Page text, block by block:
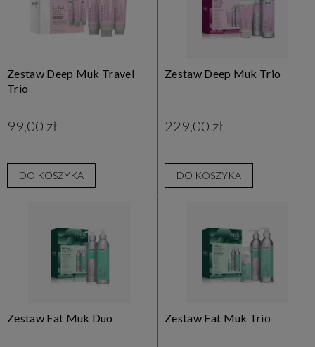
Zestaw Deep Muk Travel
Trio
99,00 zł
DO KOSZYKA
Zestaw Deep Muk Trio
229,00 zł
DO KOSZYKA
Zestaw Fat Muk Duo Zestaw Fat Muk Trio